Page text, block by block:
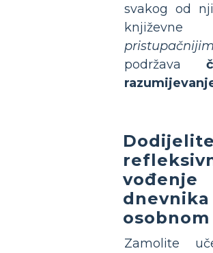
svakog od
književne
podržava
Dodijelite
vođenje
dnevnika
Zamolite